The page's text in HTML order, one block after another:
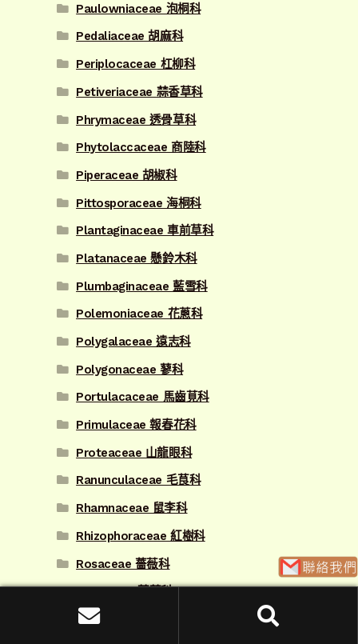
Paulowniaceae 泡桐科
Pedaliaceae 胡麻科
Periplocaceae 杠柳科
Petiveriaceae 蒜香草科
Phrymaceae 透骨草科
Phytolaccaceae 商陸科
Piperaceae 胡椒科
Pittosporaceae 海桐科
Plantaginaceae 車前草科
Platanaceae 懸鈴木科
Plumbaginaceae 藍雪科
Polemoniaceae 花蔥科
Polygalaceae 遠志科
Polygonaceae 蓼科
Portulacaceae 馬齒莧科
Primulaceae 報春花科
Proteaceae 山龍眼科
Ranunculaceae 毛茛科
Rhamnaceae 鼠李科
Rhizophoraceae 紅樹科
Rosaceae 薔薇科
Rubiaceae 茜草科
Rutaceae 芸香科
搜